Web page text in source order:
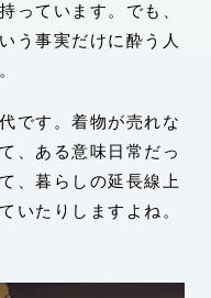
っています。でも、
う事実だけに酔う人
です。着物が売れな
、ある意味日常だっ
、暮らしの延長線上
いたりしますよね。